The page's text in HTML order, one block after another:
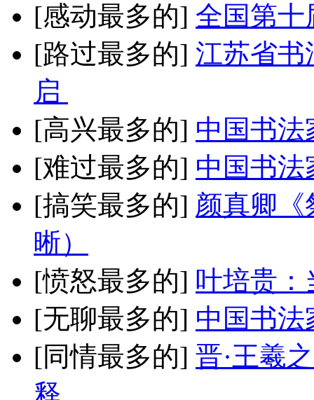
[感动最多的] 全国第十
[路过最多的] 江苏省书
启
[高兴最多的] 中国书法
[难过最多的] 中国书法
[搞笑最多的] 颜真卿《
晰）
[愤怒最多的] 叶培贵：
[无聊最多的] 中国书法
[同情最多的] 晋·王羲